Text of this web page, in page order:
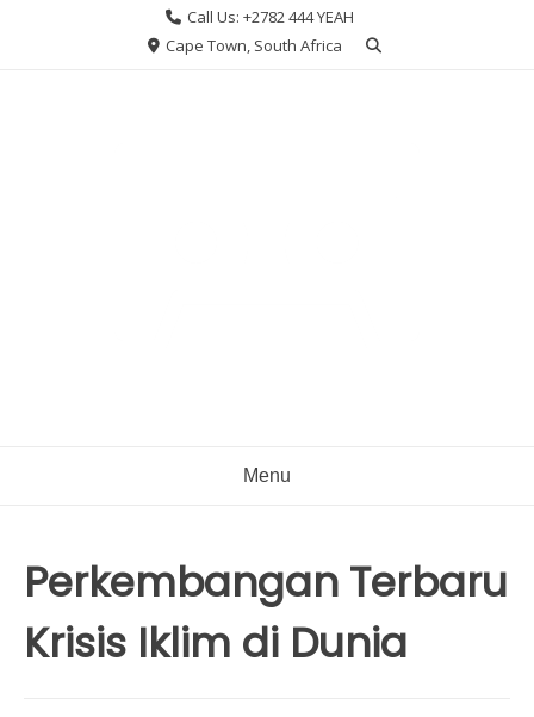
Call Us: +2782 444 YEAH
Cape Town, South Africa
Menu
Perkembangan Terbaru
Krisis Iklim di Dunia